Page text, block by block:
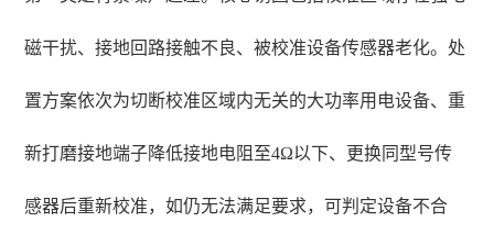
磁干扰、接地回路接触不良、被校准设备传感器老化。处
置方案依次为切断校准区域内无关的大功率用电设备、重
新打磨接地端子降低接地电阻至4Ω以下、更换同型号传
感器后重新校准，如仍无法满足要求，可判定设备不合